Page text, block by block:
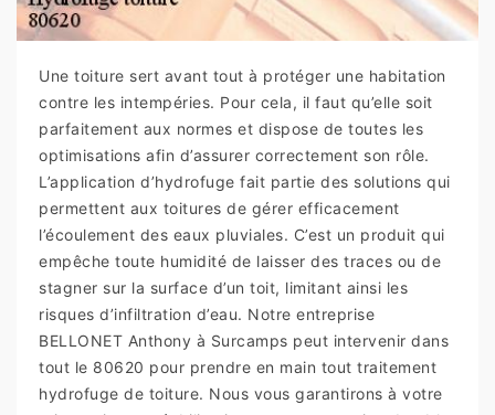
Une toiture sert avant tout à protéger une habitation
contre les intempéries. Pour cela, il faut qu’elle soit
parfaitement aux normes et dispose de toutes les
optimisations afin d’assurer correctement son rôle.
L’application d’hydrofuge fait partie des solutions qui
permettent aux toitures de gérer efficacement
l’écoulement des eaux pluviales. C’est un produit qui
empêche toute humidité de laisser des traces ou de
stagner sur la surface d’un toit, limitant ainsi les
risques d’infiltration d’eau. Notre entreprise
BELLONET Anthony à Surcamps peut intervenir dans
tout le 80620 pour prendre en main tout traitement
hydrofuge de toiture. Nous vous garantirons à votre